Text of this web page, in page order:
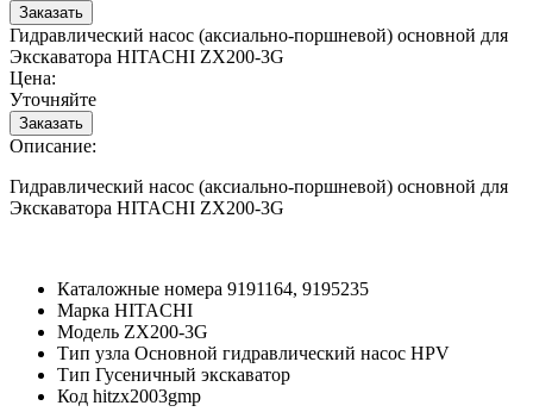
Гидравлический насос (аксиально-поршневой) основной для
Экскаватора HITACHI ZX200-3G
Цена:
Уточняйте
Описание:
Гидравлический насос (аксиально-поршневой) основной для
Экскаватора HITACHI ZX200-3G
Каталожные номера 9191164, 9195235
Марка HITACHI
Модель ZX200-3G
Тип узла Основной гидравлический насос HPV
Тип Гусеничный экскаватор
Код hitzx2003gmp